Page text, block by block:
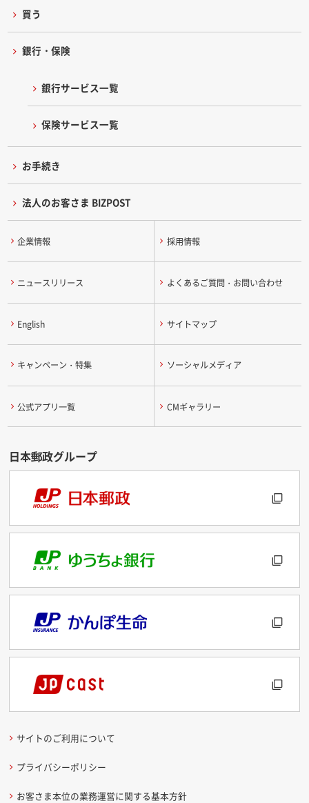
買う
銀行・保険
銀行サービス一覧
保険サービス一覧
お手続き
法人のお客さま BIZPOST
企業情報 採用情報
ニュースリリース よくあるご質問・お問い合わせ
English サイトマップ
キャンペーン・特集 ソーシャルメディア
公式アプリ一覧 CMギャラリー
サイトのご利用について
プライバシーポリシー
お客さま本位の業務運営に関する基本方針